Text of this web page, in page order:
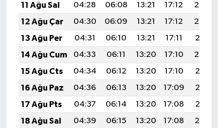
11 Ağu Sal
04:28 06:08 13:21 17:12
20:24
12 Ağu Çar
04:30 06:09 13:21 17:12
20:22
13 Ağu Per
04:31 06:10 13:21 17:11
20:21
14 Ağu Cum
04:33 06:11 13:20 17:10
20:20
15 Ağu Cts
04:34 06:12 13:20 17:10
20:18
16 Ağu Paz
04:36 06:13 13:20 17:09
20:17
17 Ağu Pts
04:37 06:14 13:20 17:08
20:15
18 Ağu Sal
04:39 06:15 13:20 17:08
20:14